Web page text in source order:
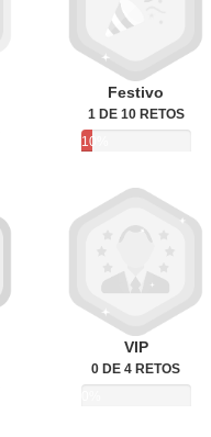
Festivo
1 DE 10 RETOS
10%
VIP
0 DE 4 RETOS